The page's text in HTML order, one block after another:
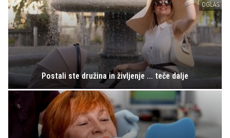
OGLAS
Postali ste družina in življenje ... teče dalje